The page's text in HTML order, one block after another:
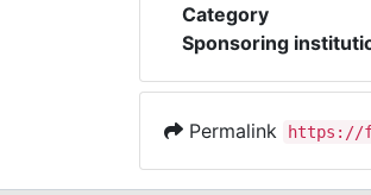
Category
Sponsoring
Permalink https://